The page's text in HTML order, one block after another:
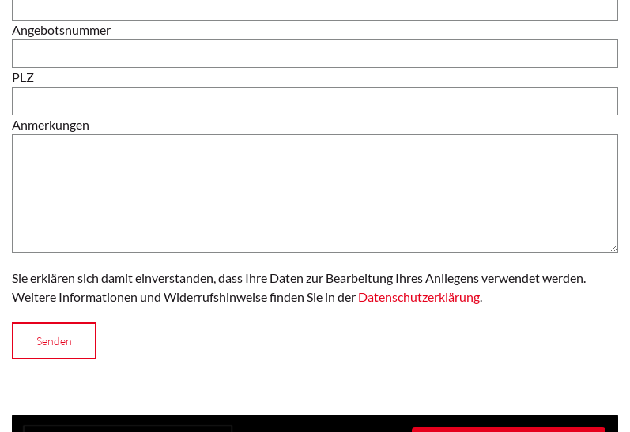
Angebotsnummer
PLZ
Anmerkungen
Bitte lassen Sie dieses Feld leer.
Sie erklären sich damit einverstanden, dass Ihre Daten zur Bearbeitung Ihres Anliegens verwendet werden.
Weitere Informationen und Widerrufshinweise finden Sie in der Datenschutzerklärung.